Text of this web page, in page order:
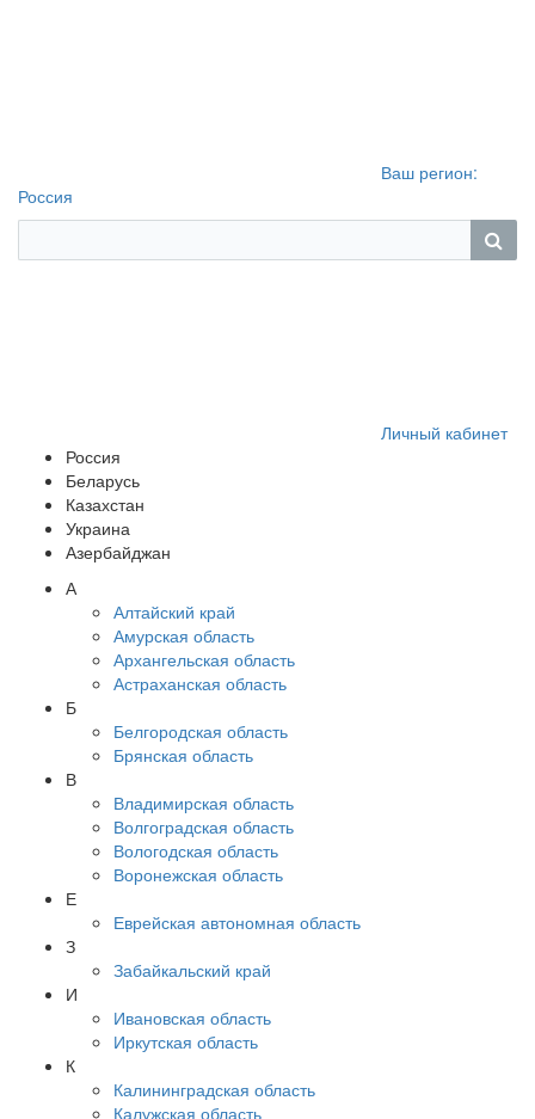
Ваш регион:
Россия
Личный кабинет
Россия
Беларусь
Казахстан
Украина
Азербайджан
А
Алтайский край
Амурская область
Архангельская область
Астраханская область
Б
Белгородская область
Брянская область
В
Владимирская область
Волгоградская область
Вологодская область
Воронежская область
Е
Еврейская автономная область
З
Забайкальский край
И
Ивановская область
Иркутская область
К
Калининградская область
Калужская область